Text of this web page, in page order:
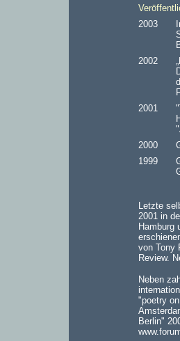
2003
2002
2001
2000
1999
Letzte
2001 in
Hamburg
von Tony
Review.
Neben
"poetry
Berlin"